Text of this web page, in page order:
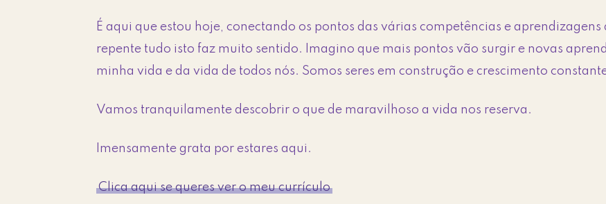
É aqui que estou hoje, conectando os pontos das várias competências e
repente tudo isto faz muito sentido. Imagino que mais pontos vão surgir e novas
minha vida e da vida de todos nós. Somos seres em construção e crescimento
Vamos tranquilamente descobrir o que de maravilhoso a vida nos reserva.
Imensamente grata por estares aqui.
Clica aqui se queres ver o meu currículo